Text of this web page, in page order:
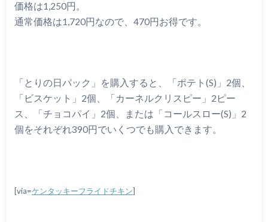
価格は1,250円。
通常価格は1,720円なので、470円お得です。
「とりの日パック」を購入すると、「ポテト(S)」2個、
「ビスケット」2個、「カーネルクリスピー」2ピー
ス、「チョコパイ」2個、または「コールスロー(S)」2
個をそれぞれ390円でいくつでも購入できます。
[via=ケンタッキーフライドチキン]